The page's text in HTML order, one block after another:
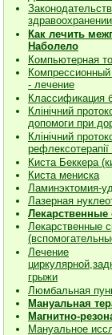
здравоохранении
Как лечить
Наболело
Компьютерная
- лечение
Классификация
Клiнiчний
допомоги при
Клiнiчний
рефлексотерапiї
Киста Беккера
Киста мениска
Ламинэктомия-
Лазерная
Лекарственные
Лечение
грыжи
Люмбальная
Мануальная
Магнитно-
Мануальное